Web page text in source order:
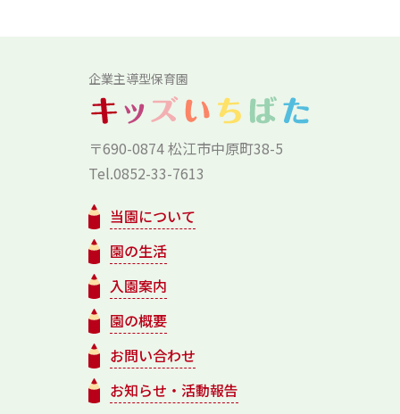
企業主導型保育園
〒690-0874 松江市中原町38-5
Tel.0852-33-7613
当園について
園の生活
入園案内
園の概要
お問い合わせ
お知らせ・活動報告